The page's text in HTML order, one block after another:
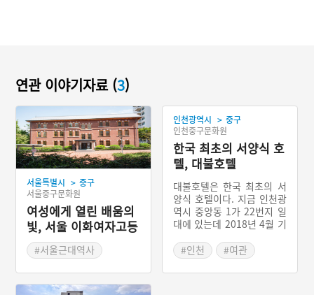
연관 이야기자료 (3)
서울특별시 > 중구
서울중구문화원
여성에게 열린 배움의
빛, 서울 이화여자고등
학교 심슨기념관
#서울근대역사
인천광역시 > 중구
인천중구문화원
한국 최초의 서양식 호
텔, 대불호텔
대불호텔은 한국 최초의 서
양식 호텔이다. 지금 인천광
역시 중앙동 1가 22번지 일
대에 있는데 2018년 4월 기
거쳐 복원하였다. 복원된 대
불호텔은 중국 생활사 전시
관의 1관과 2관중 1관이다.
#인천
#여관